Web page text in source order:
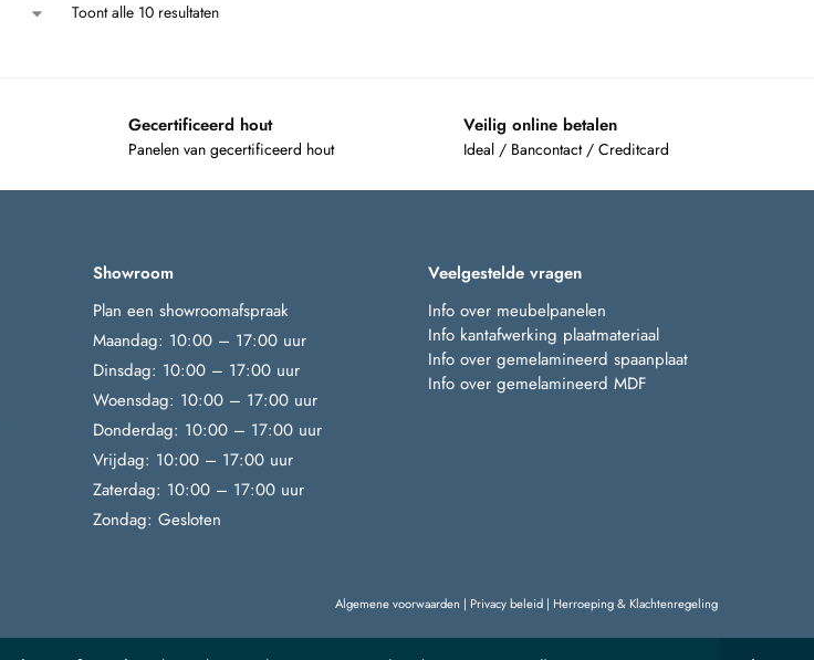
Toont alle 10 resultaten
Gecertificeerd hout
Panelen van gecertificeerd hout
Veilig online betalen
Ideal / Bancontact / Creditcard
Showroom
Plan een showroomafspraak
Maandag: 10:00 – 17:00 uur
Dinsdag: 10:00 – 17:00 uur
Woensdag: 10:00 – 17:00 uur
Donderdag: 10:00 – 17:00 uur
Vrijdag: 10:00 – 17:00 uur
Zaterdag: 10:00 – 17:00 uur
Zondag: Gesloten
Veelgestelde vragen
Info over meubelpanelen
Info kantafwerking plaatmateriaal
Info over gemelamineerd spaanplaat
Info over gemelamineerd MDF
Algemene voorwaarden | Privacy beleid | Herroeping & Klachtenregeling